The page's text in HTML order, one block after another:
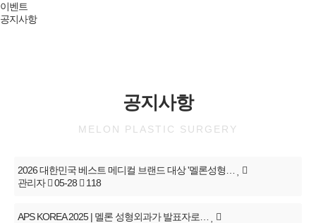
이벤트
공지사항
공지사항
MELON PLASTIC SURGERY
2026 대한민국 베스트 메디컬 브랜드 대상 '멜론성형…
관리자
05-28 118
APS KOREA 2025 | 멜론 성형외과가 발표자로…